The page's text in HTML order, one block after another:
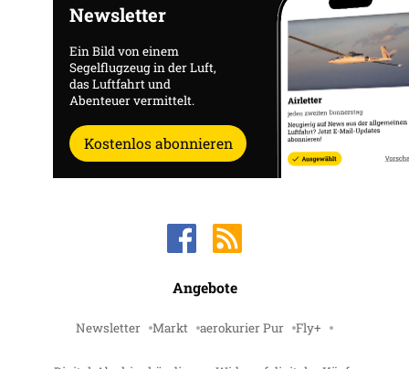
Newsletter
Ein Bild von einem
Segelflugzeug in der Luft,
das Luftfahrt und
Abenteuer vermittelt.
Kostenlos abonnieren
Angebote
Newsletter Markt aerokurier Pur Fly+